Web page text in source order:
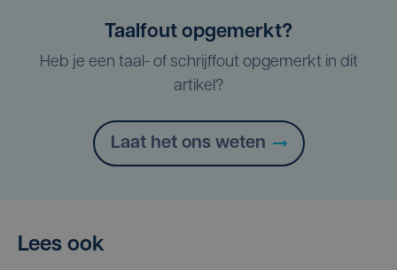
Taalfout opgemerkt?
Heb je een taal- of schrijffout opgemerkt in dit
artikel?
Laat het ons weten
Lees ook